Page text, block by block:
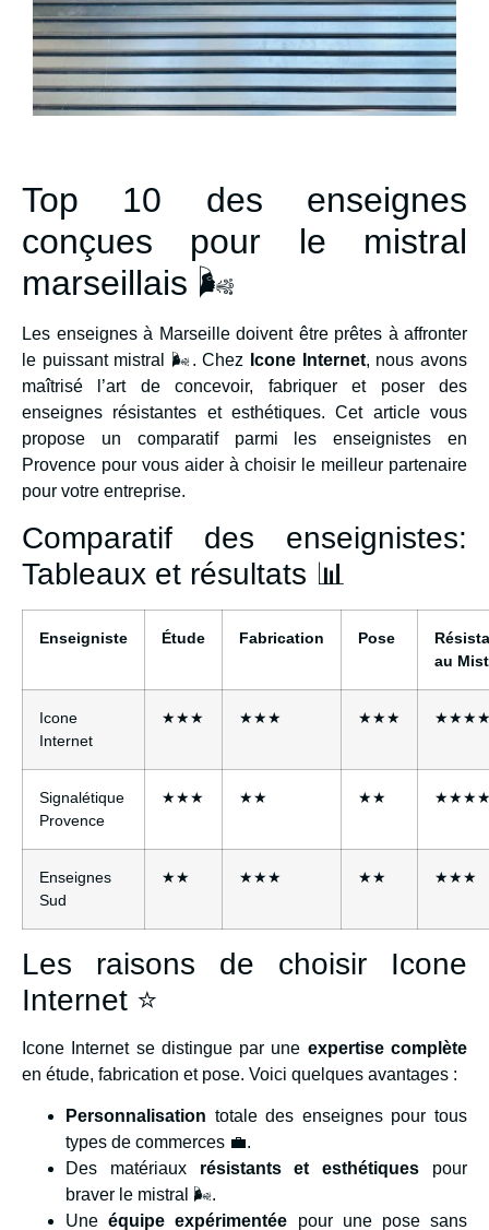
Top 10 des enseignes
conçues pour le mistral
marseillais 🌬️
Les enseignes à Marseille doivent être prêtes à affronter
le puissant mistral 🌬️. Chez
Icone Internet, nous avons
maîtrisé l’art de concevoir, fabriquer et poser des
enseignes résistantes et esthétiques. Cet article vous
propose un comparatif parmi les enseignistes en
Provence pour vous aider à choisir le meilleur partenaire
pour votre entreprise.
Comparatif des enseignistes:
Tableaux et résultats 📊
Enseigniste Étude Fabrication Pose
au
Icone
Internet
★★★ ★★★ ★★★
Signalétique
Provence
★★★ ★★ ★★
Enseignes
Sud
★★ ★★★ ★★ ★★★
Les raisons de choisir Icone
Internet ⭐
Icone Internet se distingue par une expertise complète
en étude, fabrication et pose. Voici quelques avantages :
Personnalisation totale des enseignes pour tous
types de commerces 💼.
Des matériaux résistants et esthétiques pour
braver le mistral 🌬️.
Uneéquipe expérimentée pour une pose sans